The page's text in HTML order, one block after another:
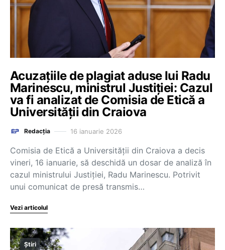
Acuzațiile de plagiat aduse lui Radu
Marinescu, ministrul Justiției: Cazul
va fi analizat de Comisia de Etică a
Universității din Craiova
Redacția 16 ianuarie 2026
Comisia de Etică a Universității din Craiova a decis
vineri, 16 ianuarie, să deschidă un dosar de analiză în
cazul ministrului Justiției, Radu Marinescu. Potrivit
unui comunicat de presă transmis…
Vezi articolul
Știri